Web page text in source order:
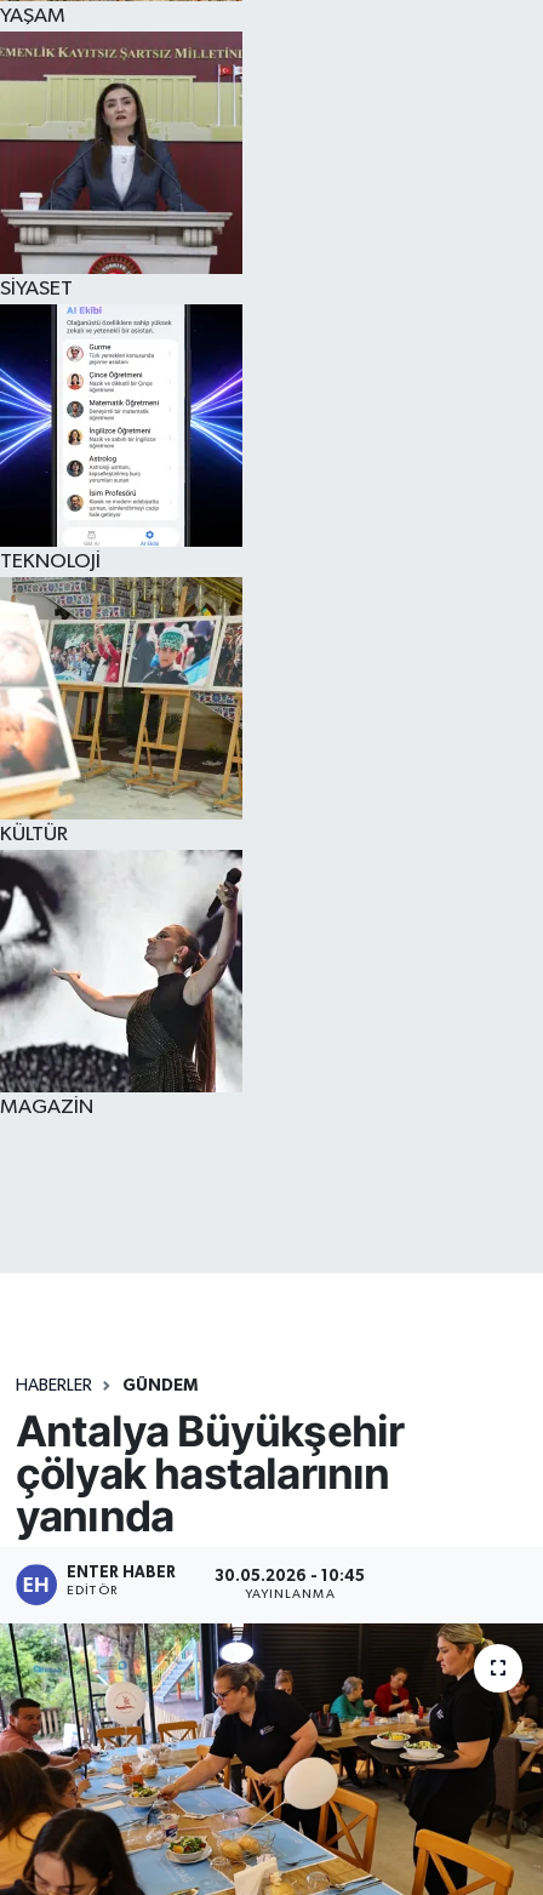
YAŞAM
SİYASET
TEKNOLOJİ
KÜLTÜR
MAGAZİN
HABERLER GÜNDEM
Antalya Büyükşehir
çölyak hastalarının
yanında
ENTER HABER
EDITÖR
30.05.2026 - 10:45
YAYINLANMA